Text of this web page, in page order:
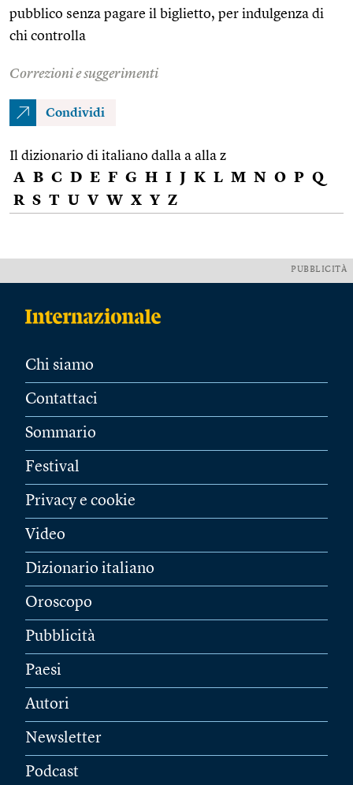
pubblico senza pagare il biglietto, per indulgenza di
chi controlla
Correzioni e suggerimenti
Condividi
Il dizionario di italiano dalla a alla z
A B C D E F G H I J K L M N O P Q
R S T U V W X Y Z
PUBBLICITÀ
Chi siamo
Contattaci
Sommario
Festival
Privacy e cookie
Video
Dizionario italiano
Oroscopo
Pubblicità
Paesi
Autori
Newsletter
Podcast